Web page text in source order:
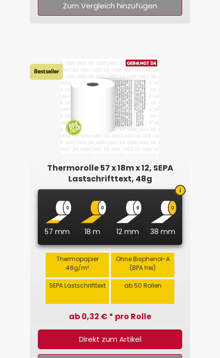
Zum Vergleich hinzufügen
Bestseller
Thermorolle 57 x 18m x 12, SEPA
Lastschrifttext, 48g
57 mm 18 m 12 mm 38 mm
Thermopapier
48g/m²
Ohne Bisphenol-A
(BPA frei)
SEPA Lastschrifttext ab 50 Rollen
ab 0,32 € * pro Rolle
Direkt zum Artikel